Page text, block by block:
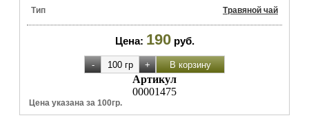
Тип Травяной чай
Цена: 190 руб.
Артикул
00001475
Цена указана за 100гр.